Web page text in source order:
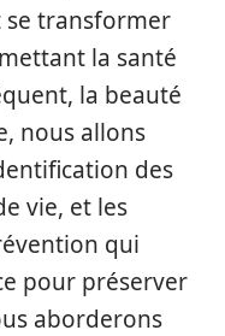
se transformer
la santé
la beauté
nous allons
des
vie, et les
qui
pour préserver
aborderons